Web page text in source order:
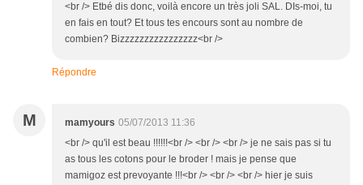
<br /> Etbé dis donc, voilà encore un très joli SAL. DIs-moi, tu
en fais en tout? Et tous tes encours sont au nombre de
combien? Bizzzzzzzzzzzzzzzz<br />
Répondre
M mamyours 05/07/2013 11:36
<br /> qu'il est beau !!!!!!<br /> <br /> <br /> je ne sais pas si tu
as tous les cotons pour le broder ! mais je pense que
mamigoz est prevoyante !!!<br /> <br /> <br /> hier je suis